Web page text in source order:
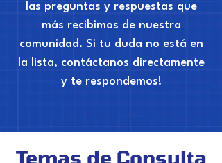
las preguntas y respuestas que
más recibimos de nuestra
comunidad. Si tu duda no está en
la lista, contáctanos directamente
y te respondemos!
Temas de Consulta